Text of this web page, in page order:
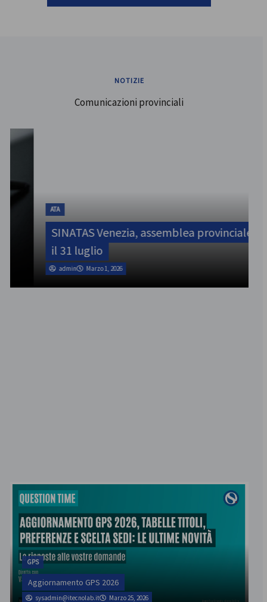
NOTIZIE
Comunicazioni provinciali
SINATAS Venezia, assemblea provinciale
il 31 luglio
admin Marzo 1, 2026
GPS
Aggiornamento GPS 2026
sysadmin@itecnolab.it Marzo 25, 2026